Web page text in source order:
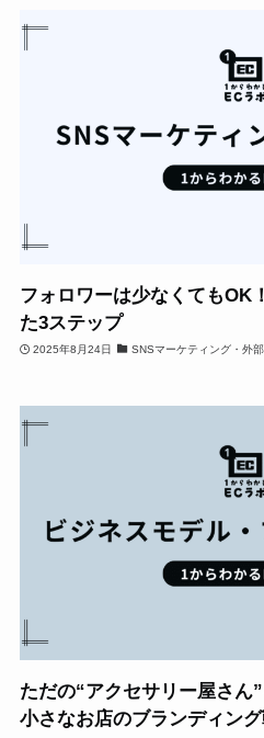
フォロワーは少なくてもOK
た3ステップ
2025年8月24日 SNSマーケティング・外
ただの“アクセサリー屋さん
小さなお店のブランディン